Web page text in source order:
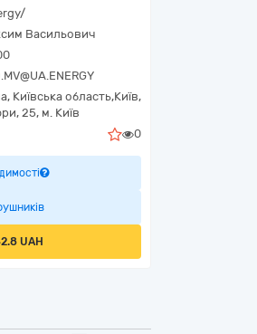
Васильович
, Київська область,Київ,
25, м. Київ
0
UAH